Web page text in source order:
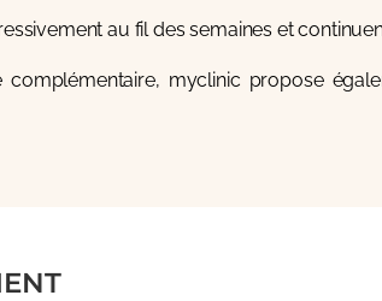
au fil des semaines et
myclinic propose